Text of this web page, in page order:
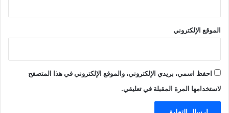
الموقع الإلكتروني
احفظ اسمي، بريدي الإلكتروني، والموقع الإلكتروني في هذا المتصفح
لاستخدامها المرة المقبلة في تعليقي.